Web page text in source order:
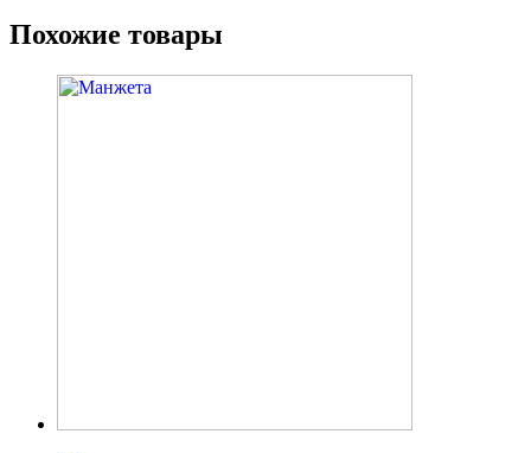
Похожие товары